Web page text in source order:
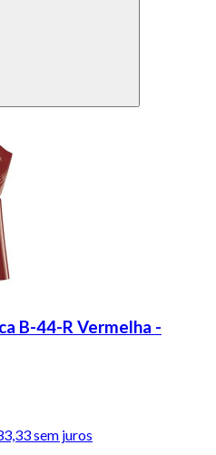
B-44-R Vermelha -
sem juros